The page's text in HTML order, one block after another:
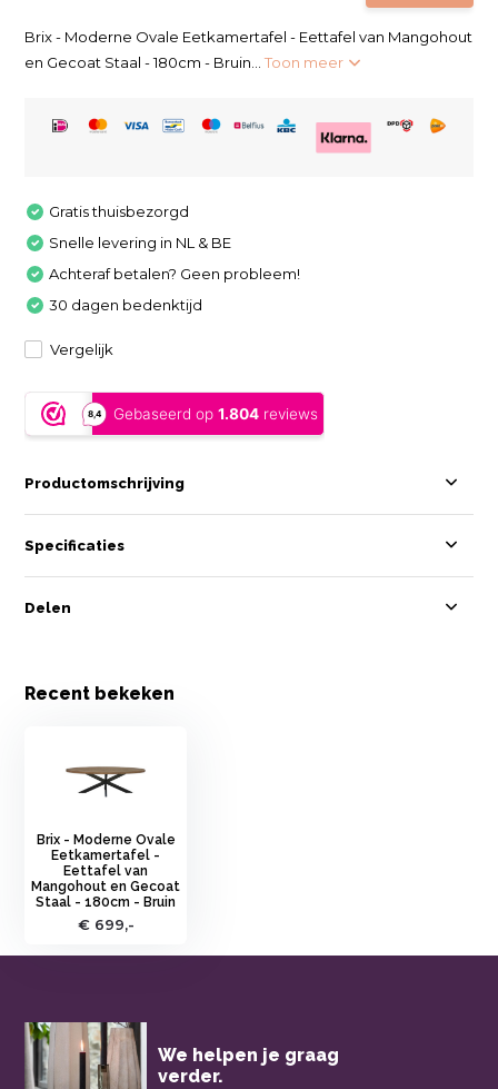
Brix - Moderne Ovale Eetkamertafel - Eettafel van Mangohout
en Gecoat Staal - 180cm - Bruin...Toon meer
Gratis thuisbezorgd
Snelle levering in NL & BE
Achteraf betalen? Geen probleem!
30 dagen bedenktijd
Vergelijk
Productomschrijving
Specificaties
Delen
Recent bekeken
Brix - Moderne Ovale
Eetkamertafel -
Eettafel van
Mangohout en Gecoat
Staal - 180cm - Bruin
€ 699,-
We helpen je graag
verder.